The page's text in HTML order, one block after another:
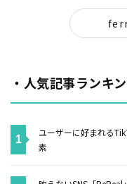
・人気記事ランキ
ユーザーに好まれる
素